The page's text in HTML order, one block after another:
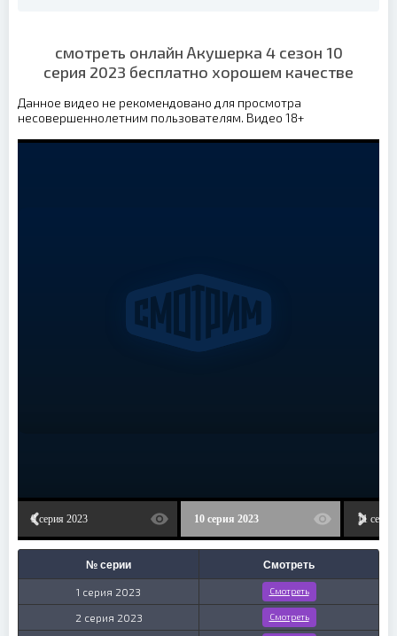
смотреть онлайн Акушерка 4 сезон 10
серия 2023 бесплатно хорошем качестве
Данное видео не рекомендовано для просмотра
несовершеннолетним пользователям. Видео 18+
9 серия 2023 10 серия 2023 11
№ серии Смотреть
1 серия 2023 Смотреть
2 серия 2023 Смотреть